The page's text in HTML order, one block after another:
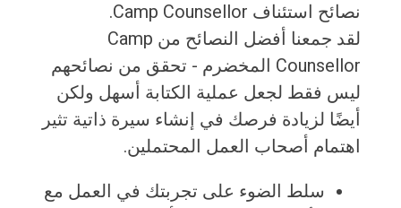
نصائح استئناف Camp Counsellor.
لقد جمعنا أفضل النصائح من Camp
Counsellor المخضرم - تحقق من نصائحهم
ليس فقط لجعل عملية الكتابة أسهل ولكن
أيضًا لزيادة فرصك في إنشاء سيرة ذاتية تثير
اهتمام أصحاب العمل المحتملين.
سلط الضوء على تجربتك في العمل مع